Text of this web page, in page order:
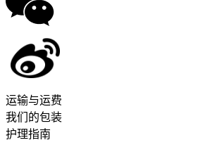
运输与运费
我们的包装
护理指南